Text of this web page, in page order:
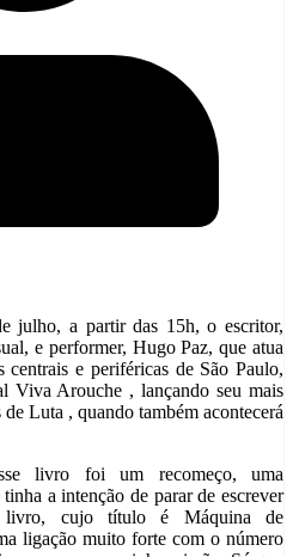
julho, a partir das 15h, o escritor,
e performer, Hugo Paz, que atua
centrais e periféricas de São Paulo,
Viva Arouche , lançando seu mais
Luta , quando também acontecerá
livro foi um recomeço, uma
a intenção de parar de escrever
livro, cujo título é Máquina de
ligação muito forte com o número